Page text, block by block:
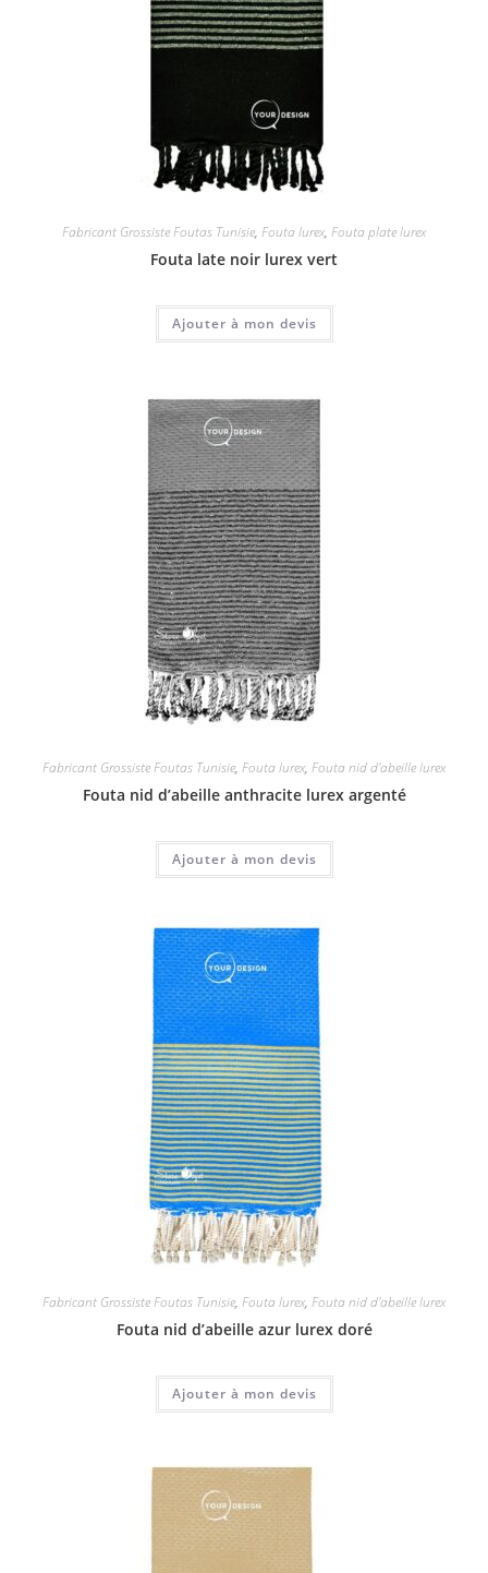
Fabricant Grossiste Foutas Tunisie, Fouta lurex, Fouta plate lurex
Fouta late noir lurex vert
Ajouter à mon devis
Fabricant Grossiste Foutas Tunisie, Fouta lurex, Fouta nid d'abeille lurex
Fouta nid d’abeille anthracite lurex argenté
Ajouter à mon devis
Fabricant Grossiste Foutas Tunisie, Fouta lurex, Fouta nid d'abeille lurex
Fouta nid d’abeille azur lurex doré
Ajouter à mon devis